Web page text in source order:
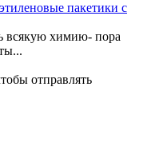
пакетики с
всякую химию- пора
отправлять